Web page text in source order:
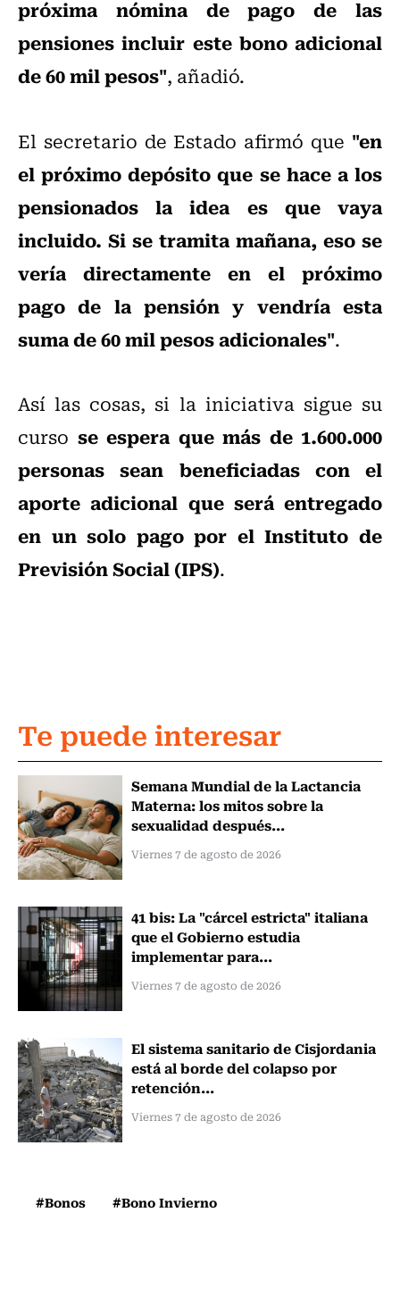
próxima nómina de pago de las
pensiones incluir este bono adicional
de 60 mil pesos", añadió.
El secretario de Estado afirmó que "en
el próximo depósito que se hace a los
pensionados la idea es que vaya
incluido. Si se tramita mañana, eso se
vería directamente en el próximo
pago de la pensión y vendría esta
suma de 60 mil pesos adicionales".
Así las cosas, si la iniciativa sigue su
curso se espera que más de 1.600.000
personas sean beneficiadas con el
aporte adicional que será entregado
en un solo pago por el Instituto de
Previsión Social (IPS).
Te puede interesar
Semana Mundial de la Lactancia
Materna: los mitos sobre la
sexualidad después...
Viernes 7 de agosto de 2026
41 bis: La "cárcel estricta" italiana
que el Gobierno estudia
implementar para...
Viernes 7 de agosto de 2026
El sistema sanitario de Cisjordania
está al borde del colapso por
retención...
Viernes 7 de agosto de 2026
#Bonos #Bono Invierno